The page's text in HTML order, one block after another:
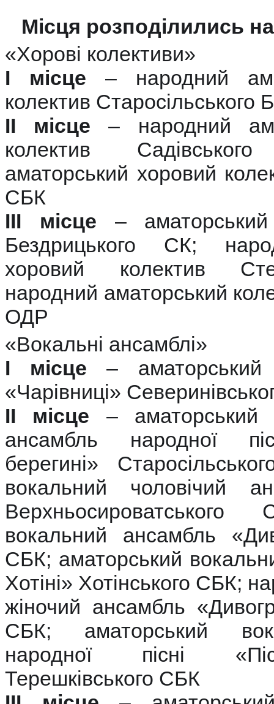
Місця розподілились
«Хорові колективи»
І місце – народний
колектив Старосільського
ІІ місце – народний
колектив
аматорський хоровий
СБК
ІІІ місце –
Бездрицького СК;
хоровий колектив
народний аматорський
ОДР
«Вокальні ансамблі»
І місце – аматорський
«Чарівниці»
ІІ місце – аматорський
ансамбль народної
берегині»
вокальний чоловічий
вокальний ансамбль
СБК; аматорський
Хотіні» Хотінського СБК;
жіночий ансамбль
СБК; аматорський
народної пісні
Терешківського СБК